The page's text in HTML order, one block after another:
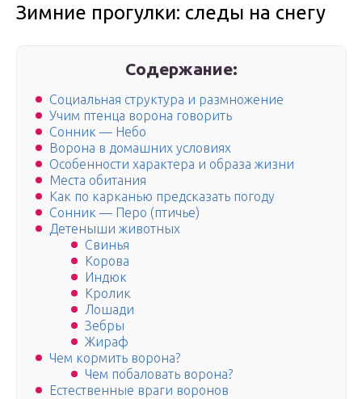
Зимние прогулки: следы на снегу
Содержание:
Социальная структура и размножение
Учим птенца ворона говорить
Сонник — Небо
Ворона в домашних условиях
Особенности характера и образа жизни
Места обитания
Как по карканью предсказать погоду
Сонник — Перо (птичье)
Детеныши животных
Свинья
Корова
Индюк
Кролик
Лошади
Зебры
Жираф
Чем кормить ворона?
Чем побаловать ворона?
Естественные враги воронов